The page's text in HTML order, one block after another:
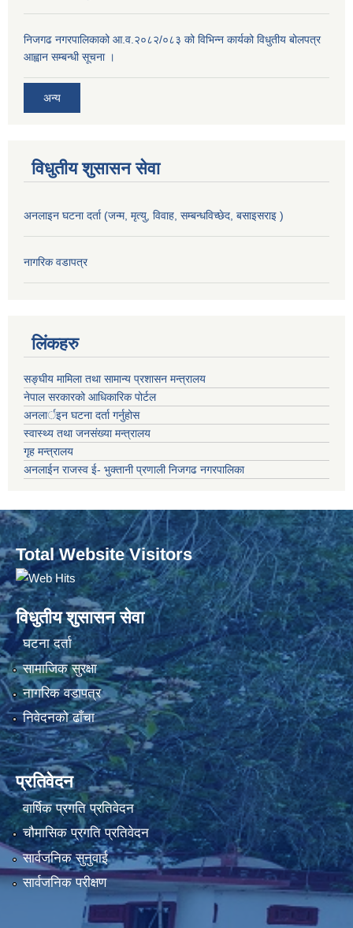
निजगढ नगरपालिकाको आ.व.२०८२/०८३ को विभिन्न कार्यको विधुतीय बोलपत्र
आह्वान सम्बन्धी सूचना ।
अन्य
विधुतीय शुसासन सेवा
अनलाइन घटना दर्ता (जन्म, मृत्यु, विवाह, सम्बन्धविच्छेद, बसाइसराइ )
नागरिक वडापत्र
लिंकहरु
सङ्‍घीय मामिला तथा सामान्य प्रशासन मन्त्रालय
नेपाल सरकारको आधिकारिक पोर्टल
अनलार्इन घटना दर्ता गर्नुहोस
स्वास्थ्य तथा जनसंख्या मन्त्रालय
गृह मन्त्रालय
अनलाईन राजस्व ई- भुक्तानी प्रणाली निजगढ नगरपालिका
Total Website Visitors
विधुतीय शुसासन सेवा
घटना दर्ता
सामाजिक सुरक्षा
नागरिक वडापत्र
निवेदनको ढाँचा
प्रतिवेदन
वार्षिक प्रगति प्रतिवेदन
चौमासिक प्रगति प्रतिवेदन
सार्वजनिक सुनुवाई
सार्वजनिक परीक्षण